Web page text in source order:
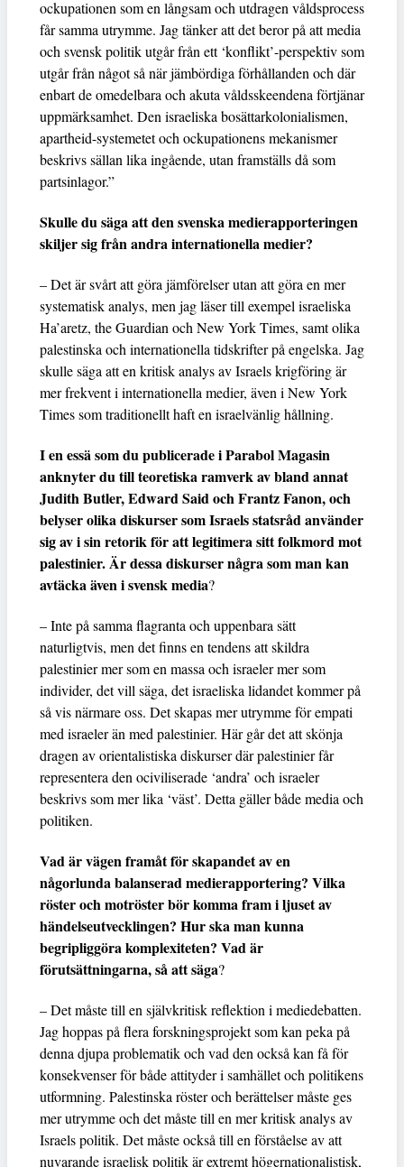
ockupationen som en långsam och utdragen våldsprocess
får samma utrymme. Jag tänker att det beror på att media
och svensk politik utgår från ett ‘konflikt’-perspektiv som
utgår från något så när jämbördiga förhållanden och där
enbart de omedelbara och akuta våldsskeendena förtjänar
uppmärksamhet. Den israeliska bosättarkolonialismen,
apartheid-systemetet och ockupationens mekanismer
beskrivs sällan lika ingående, utan framställs då som
partsinlagor.”
Skulle du säga att den svenska medierapporteringen
skiljer sig från andra internationella medier?
– Det är svårt att göra jämförelser utan att göra en mer
systematisk analys, men jag läser till exempel israeliska
Ha’aretz, the Guardian och New York Times, samt olika
palestinska och internationella tidskrifter på engelska. Jag
skulle säga att en kritisk analys av Israels krigföring är
mer frekvent i internationella medier, även i New York
Times som traditionellt haft en israelvänlig hållning.
I en essä som du publicerade i Parabol Magasin
anknyter du till teoretiska ramverk av bland annat
Judith Butler, Edward Said och Frantz Fanon, och
belyser olika diskurser som Israels statsråd använder
sig av i sin retorik för att legitimera sitt folkmord mot
palestinier. Är dessa diskurser några som man kan
avtäcka även i svensk media?
– Inte på samma flagranta och uppenbara sätt
naturligtvis, men det finns en tendens att skildra
palestinier mer som en massa och israeler mer som
individer, det vill säga, det israeliska lidandet kommer på
så vis närmare oss. Det skapas mer utrymme för empati
med israeler än med palestinier. Här går det att skönja
dragen av orientalistiska diskurser där palestinier får
representera den ociviliserade ‘andra’ och israeler
beskrivs som mer lika ‘väst’. Detta gäller både media och
politiken.
Vad är vägen framåt för skapandet av en
någorlunda balanserad medierapportering? Vilka
röster och motröster bör komma fram i ljuset av
händelseutvecklingen? Hur ska man kunna
begripliggöra komplexiteten? Vad är
förutsättningarna, så att säga?
– Det måste till en självkritisk reflektion i mediedebatten.
Jag hoppas på flera forskningsprojekt som kan peka på
denna djupa problematik och vad den också kan få för
konsekvenser för både attityder i samhället och politikens
utformning. Palestinska röster och berättelser måste ges
mer utrymme och det måste till en mer kritisk analys av
Israels politik. Det måste också till en förståelse av att
nuvarande israelisk politik är extremt högernationalistisk,